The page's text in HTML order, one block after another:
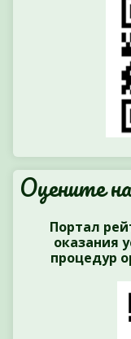
Оцените
Портал
оказания
процедур